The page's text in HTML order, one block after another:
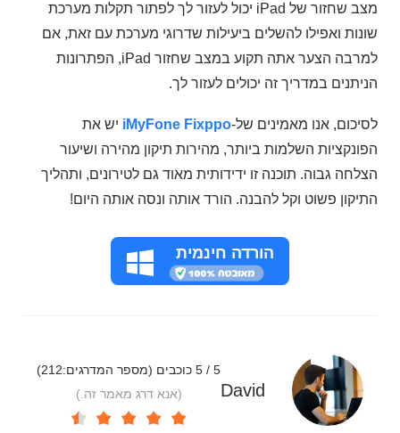
מצב שחזור של iPad יכול לעזור לך לפתור תקלות מערכת
שונות ואפילו להשלים ביעילות שדרוגי מערכת עם זאת, אם
למרבה הצער אתה תקוע במצב שחזור iPad, הפתרונות
הניתנים במדריך זה יכולים לעזור לך.
לסיכום, אנו מאמינים של-iMyFone Fixppo יש את
הפונקציות השלמות ביותר, מהירות תיקון מהירה ושיעור
הצלחה גבוה. תוכנה זו ידידותית מאוד גם לטירונים, ותהליך
התיקון פשוט וקל להבנה. הורד אותה ונסה אותה היום!
הורדה חינמית
David
5 / 5 כוכבים (מספר המדרגים: 212
)
(אנא דרג מאמר זה.)